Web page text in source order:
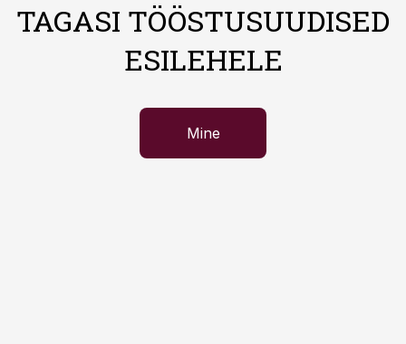
TAGASI TÖÖSTUSUUDISED
ESILEHELE
Mine